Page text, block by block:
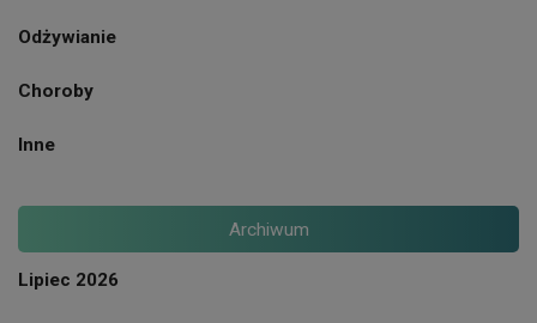
Odżywianie
Choroby
Inne
Archiwum
Lipiec 2026